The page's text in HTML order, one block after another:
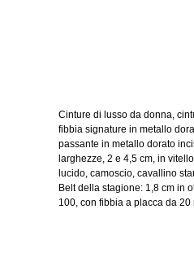
Cinture di lusso da donna,
fibbia signature in metallo
passante in metallo dorato
larghezze, 2 e 4,5 cm, in
lucido, camoscio, cavallino
Belt della stagione: 1,8 cm in
100, con fibbia a placca da